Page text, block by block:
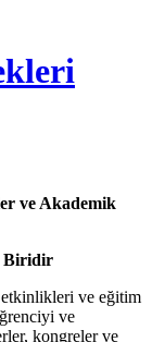
ve Akademik
Biridir
ve eğitim
ve
kongreler ve